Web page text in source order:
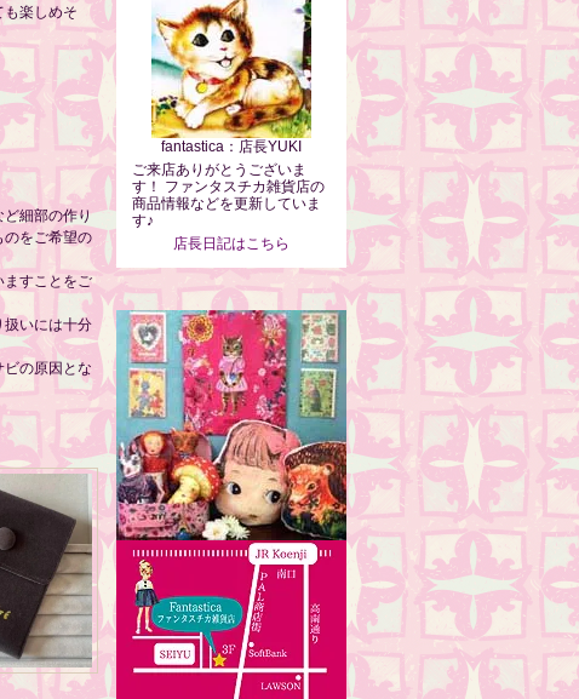
楽しめそ
細部の作り
のをご希望の
すことをご
いには十分
の原因とな
fantastica：店長YUKI
ご来店ありがとうございま
す！ ファンタスチカ雑貨店の
商品情報などを更新していま
す♪
店長日記はこちら